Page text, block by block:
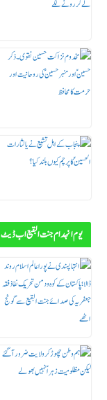
یوم انہدام جنت البقیع اب ڈیٹ